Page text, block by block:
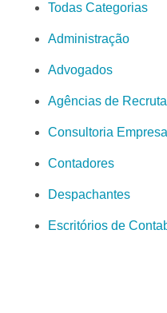
Todas Categorias
Administração
Advogados
Agências de
Consultoria
Contadores
Despachantes
Escritórios de